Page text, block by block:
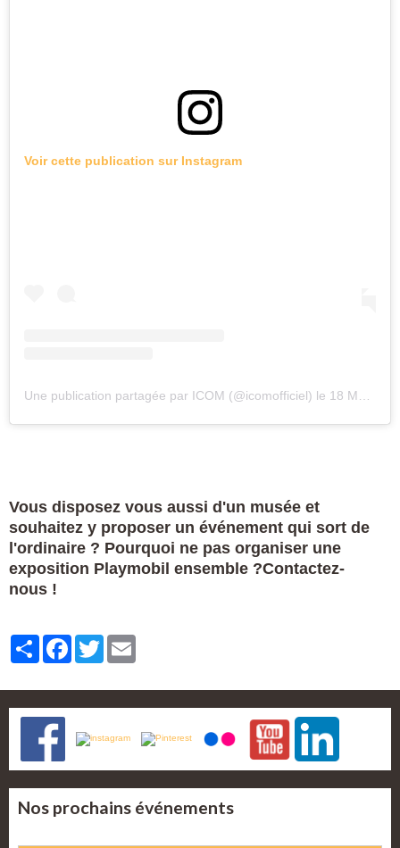
Voir cette publication sur Instagram
Une publication partagée par ICOM (@icomofficiel) le 18 Mai 2020 à 12 :16 PDT
Vous disposez vous aussi d'un musée et
souhaitez y proposer un événement qui sort de
l'ordinaire ? Pourquoi ne pas organiser une
exposition Playmobil ensemble ?Contactez-
nous !
PartagerFacebook
Twitter
Nos prochains événements